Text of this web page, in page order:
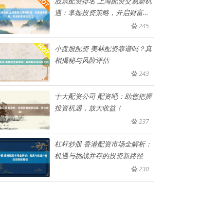
遇：掌握投资策略，开启财富增
245
小盘股配资 美林配资靠谱吗？真
相揭秘与风险评估
243
十大配资公司 配资吧：助您把握
投资机遇，放大收益！
237
杠杆炒股 香港配资市场全解析：
机遇与挑战并存的投资新路径
230